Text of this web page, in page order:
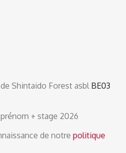
Shintaido Forest asbl BE03
+ stage 2026
de notre politique